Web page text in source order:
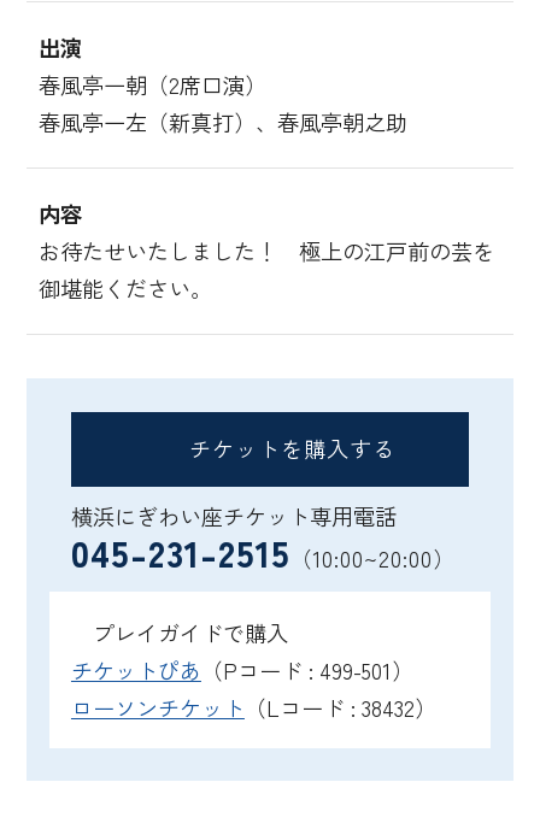
出演
春風亭一朝（2席口演）
春風亭一左（新真打）、春風亭朝之助
内容
お待たせいたしました！ 極上の江戸前の芸を
御堪能ください。
チケットを購入する
横浜にぎわい座チケット専用電話
045-231-2515 （10:00~20:00）
プレイガイドで購入
チケットぴあ （Pコード : 499-501）
ローソンチケット （Lコード : 38432）